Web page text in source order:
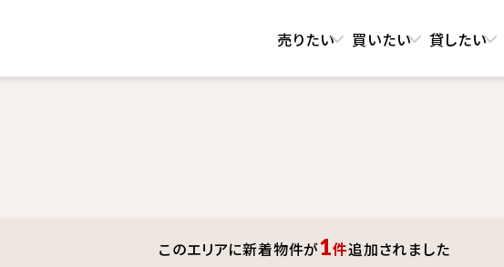
売りたい 買いたい 貸したい
このエリアに新着物件が1件追加されました